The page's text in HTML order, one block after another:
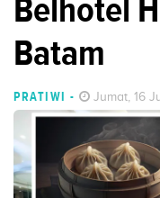
Batam
PRATIWI - Jumat, 16